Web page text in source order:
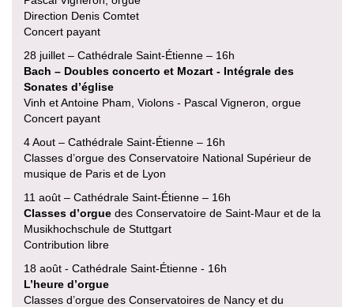
Direction Denis Comtet
Concert payant
28 juillet – Cathédrale Saint-Étienne – 16h
Bach – Doubles concerto et Mozart - Intégrale des
Sonates d’église
Vinh et Antoine Pham, Violons - Pascal Vigneron, orgue
Concert payant
4 Aout – Cathédrale Saint-Étienne – 16h
Classes d’orgue des Conservatoire National Supérieur de
musique de Paris et de Lyon
11 août – Cathédrale Saint-Étienne – 16h
Classes d’orgue des Conservatoire de Saint-Maur et de la
Musikhochschule de Stuttgart
Contribution libre
18 août - Cathédrale Saint-Étienne - 16h
L’heure d’orgue
Classes d’orgue des Conservatoires de Nancy et du